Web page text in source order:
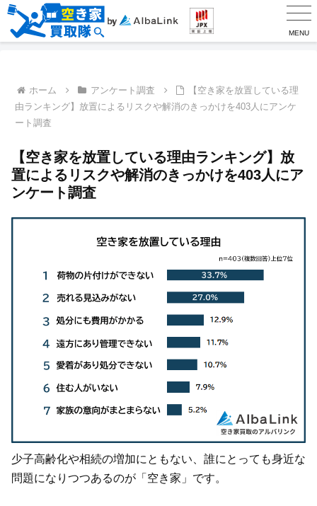
MENU
ホーム アンケート調査
【空き家を放置している理
由ランキング】放置によるリスクや解消のきっかけを403人にアンケ
ート調査
【空き家を放置している理由ランキング】放
置によるリスクや解消のきっかけを403人にア
ンケート調査
少子高齢化や相続の増加にともない、誰にとっても身近な
問題になりつつあるのが「空き家」です。